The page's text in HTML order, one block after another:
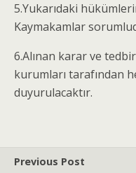
5.Yukarıdaki
Kaymakamlar
6.Alınan karar ve
kurumları tarafından
duyurulacaktır.
Previous Post